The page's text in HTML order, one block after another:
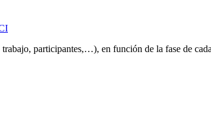
participantes,…), en función de la fase de